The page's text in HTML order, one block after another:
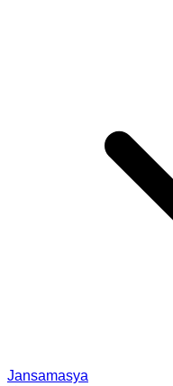
Jansamasya